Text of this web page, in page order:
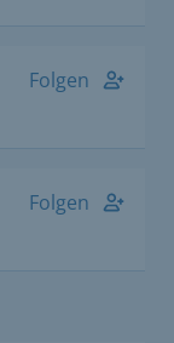
Folgen
Folgen